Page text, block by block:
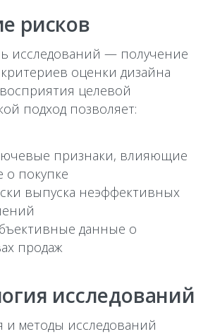
рисков
исследований — получение
оценки дизайна
целевой
подход позволяет:
признаки, влияющие
покупке
выпуска неэффективных
данные о
продаж
исследований
и методы исследований